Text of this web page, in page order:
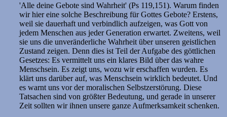
'Alle deine Gebote sind Wahrheit' (Ps 119,151). Warum finden
wir hier eine solche Beschreibung für Gottes Gebote? Erstens,
weil sie dauerhaft und verbindlich aufzeigen, was Gott von
jedem Menschen aus jeder Generation erwartet. Zweitens, weil
sie uns die unveränderliche Wahrheit über unseren geistlichen
Zustand zeigen. Denn dies ist Teil der Aufgabe des göttlichen
Gesetzes: Es vermittelt uns ein klares Bild über das wahre
Menschsein. Es zeigt uns, wozu wir erschaffen wurden. Es
klärt uns darüber auf, was Menschsein wirklich bedeutet. Und
es warnt uns vor der moralischen Selbstzerstörung. Diese
Tatsachen sind von größter Bedeutung, und gerade in unserer
Zeit sollten wir ihnen unsere ganze Aufmerksamkeit schenken.